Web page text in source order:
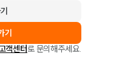
기
객센터로 문의해주세요.